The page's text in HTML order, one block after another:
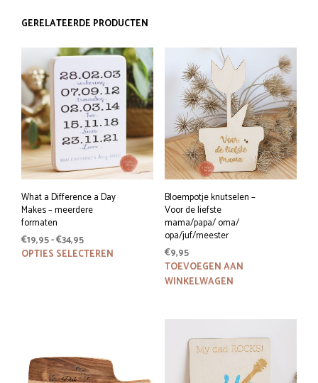
GERELATEERDE PRODUCTEN
What a Difference a Day
Makes – meerdere
formaten
€19,95-€34,95Prijsklasse:
€19,95
OPTIES SELECTEREN
product
heeft
Bloempotje knutselen –
Voor de liefste
mama/papa/ oma/
opa/juf/meester
€9,95
TOEVOEGEN AAN
WINKELWAGEN